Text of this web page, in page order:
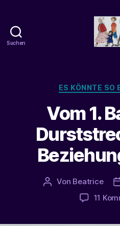
Suchen
ES KÖNNTE SO
Vom 1.
Beitragsautor
Von Beatrice
11